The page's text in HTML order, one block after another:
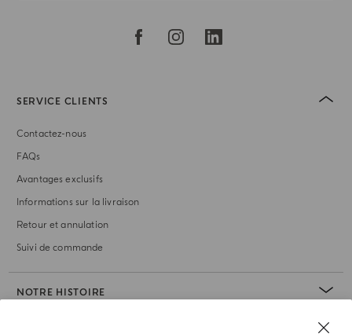
SERVICE CLIENTS
Contactez-nous
FAQs
Avantages exclusifs
Informations sur la livraison
Retour et annulation
Suivi de commande
NOTRE HISTOIRE